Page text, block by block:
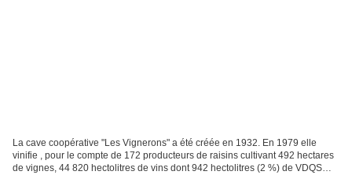
La cave coopérative "Les Vignerons" a été créée en 1932. En 1979 elle
vinifie , pour le compte de 172 producteurs de raisins cultivant 492 hectares
de vignes, 44 820 hectolitres de vins dont 942 hectolitres (2 %) de VDQS